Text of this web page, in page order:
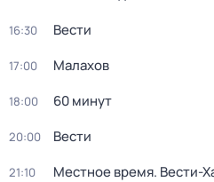
16:30 Вести
17:00 Малахов
18:00 60 минут
20:00 Вести
21:10 Местное время. Вести-